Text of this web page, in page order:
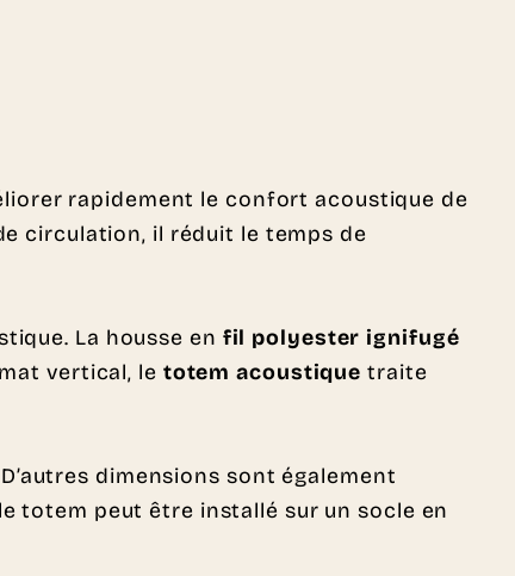
rapidement le confort acoustique de
circulation, il réduit le temps de
La housse en fil polyester ignifugé
vertical, le totem acoustique traite
dimensions sont également
totem peut être installé sur un socle en